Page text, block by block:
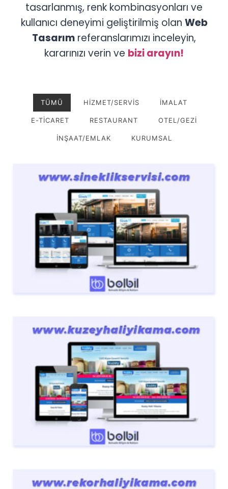
tasarlanmış, renk kombinasyonları ve
kullanıcı deneyimi geliştirilmiş olan Web
Tasarım referanslarımızı inceleyin,
kararınızı verin ve bizi arayın!
TÜMÜ HIZMET/SERVIS İMALAT
E-TICARET RESTAURANT OTEL/GEZI
İNŞAAT/EMLAK KURUMSAL